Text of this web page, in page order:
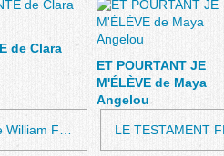
de Clara
ET POURTANT JE
M'ÉLÈVE de Maya
Angelou